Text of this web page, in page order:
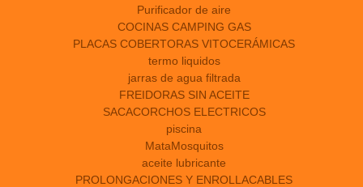
Purificador de aire
COCINAS CAMPING GAS
PLACAS COBERTORAS VITOCERÁMICAS
termo liquidos
jarras de agua filtrada
FREIDORAS SIN ACEITE
SACACORCHOS ELECTRICOS
piscina
MataMosquitos
aceite lubricante
PROLONGACIONES Y ENROLLACABLES